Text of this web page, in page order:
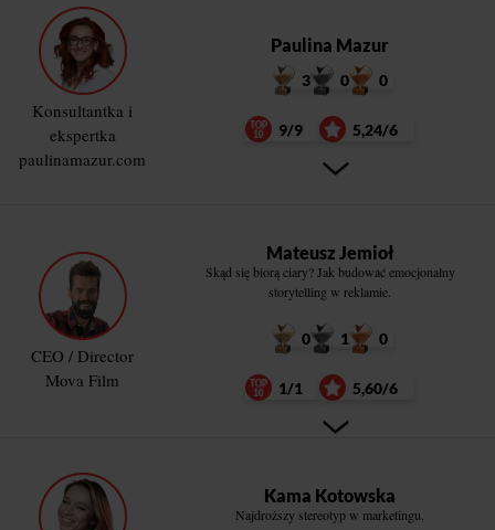
Konsultantka i
ekspertka
paulinamazur.com
Paulina Mazur
3 0 0
9/9 5,24/6
CEO / Director
Mova Film
Mateusz Jemioł
Skąd się biorą ciary? Jak budować emocjonalny
storytelling w reklamie.
0 1 0
1/1 5,60/6
Kama Kotowska
Najdroższy stereotyp w marketingu.